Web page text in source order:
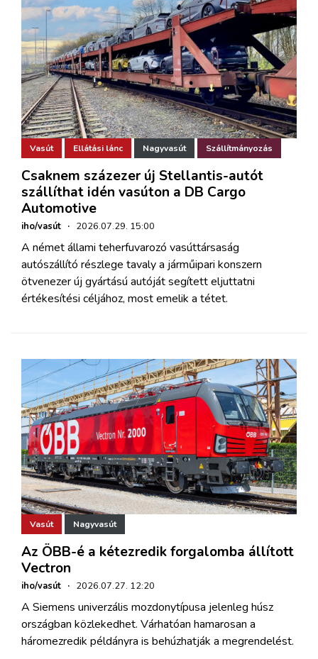
Vasút Ellátási lánc Nagyvasút Szállítmányozás
Csaknem százezer új Stellantis-autót
szállíthat idén vasúton a DB Cargo
Automotive
iho/vasút · 2026.07.29. 15:00
A német állami teherfuvarozó vasúttársaság
autószállító részlege tavaly a járműipari konszern
ötvenezer új gyártású autóját segített eljuttatni
értékesítési céljához, most emelik a tétet.
Vasút Nagyvasút
Az ÖBB-é a kétezredik forgalomba állított
Vectron
iho/vasút · 2026.07.27. 12:20
A Siemens univerzális mozdonytípusa jelenleg húsz
országban közlekedhet. Várhatóan hamarosan a
háromezredik példányra is behúzhatják a megrendelést.